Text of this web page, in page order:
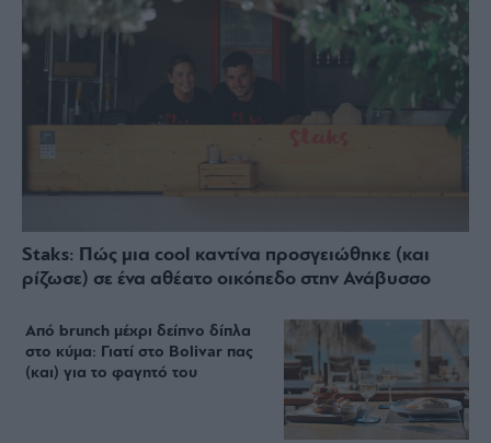
Staks: Πώς μια cool καντίνα προσγειώθηκε (και
ρίζωσε) σε ένα αθέατο οικόπεδο στην Ανάβυσσο
Από brunch μέχρι δείπνο δίπλα
στο κύμα: Γιατί στο Bolivar πας
(και) για το φαγητό του